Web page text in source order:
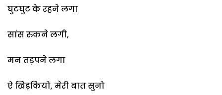
घुटघुट के रहने लगा
सांस रुकने लगी,
मन तड़पने लगा
ऐ खिड़कियो, मेरी बात सुनो